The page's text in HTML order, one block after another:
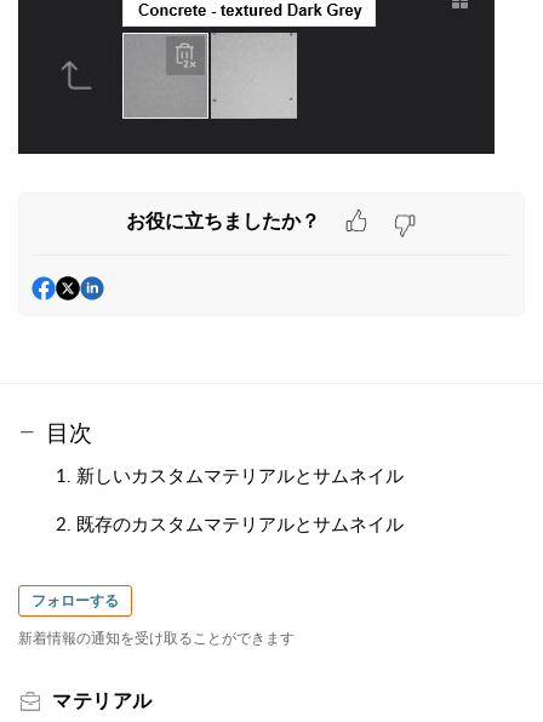
お役に立ちましたか？
目次
1. 新しいカスタムマテリアルとサムネイル
2. 既存のカスタムマテリアルとサムネイル
フォローする
新着情報の通知を受け取ることができます
マテリアル